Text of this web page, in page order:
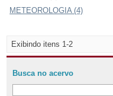
METEOROLOGIA (4)
Exibindo itens 1-2
Busca no acervo